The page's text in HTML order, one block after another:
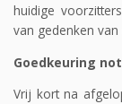
huidige
van gedenken
Goedkeuring
Vrij kort na